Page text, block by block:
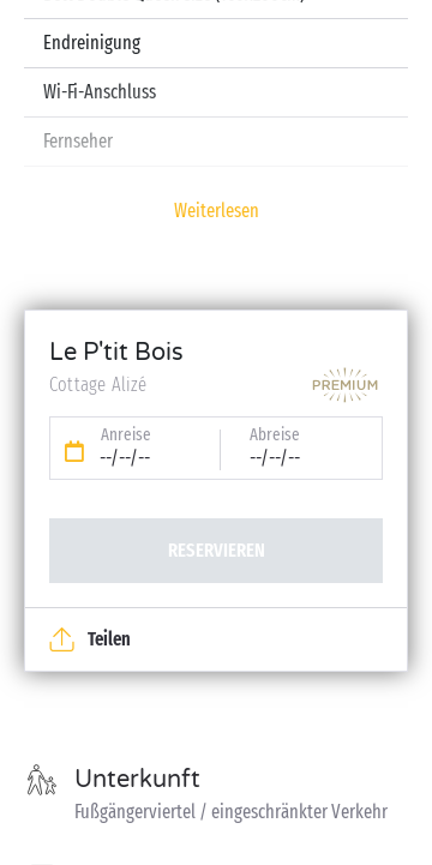
Endreinigung
Wi-Fi-Anschluss
Fernseher
Babyset (Kinderbett, Hochstuhl, Badewanne – auf
Reservierung)
Weiterlesen
Le P'tit Bois
Cottage Alizé
Anreise
--/--/--
Abreise
--/--/--
RESERVIEREN
Teilen
Unterkunft
Fußgängerviertel / eingeschränkter Verkehr